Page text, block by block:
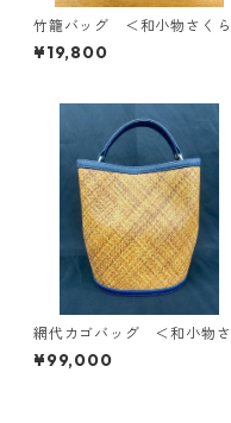
竹籠バッグ ＜和小物さくら
＞ SKB-10
¥19,800
網代カゴバッグ ＜和小物さ
くら＞ SKB-7
¥99,000